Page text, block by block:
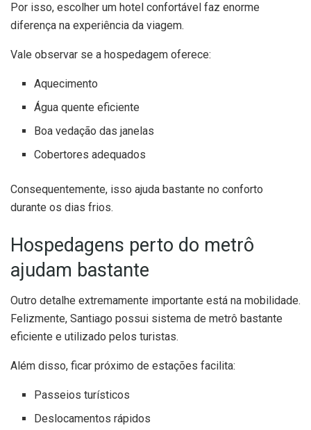
Por isso, escolher um hotel confortável faz enorme
diferença na experiência da viagem.
Vale observar se a hospedagem oferece:
Aquecimento
Água quente eficiente
Boa vedação das janelas
Cobertores adequados
Consequentemente, isso ajuda bastante no conforto
durante os dias frios.
Hospedagens perto do metrô
ajudam bastante
Outro detalhe extremamente importante está na mobilidade.
Felizmente, Santiago possui sistema de metrô bastante
eficiente e utilizado pelos turistas.
Além disso, ficar próximo de estações facilita:
Passeios turísticos
Deslocamentos rápidos